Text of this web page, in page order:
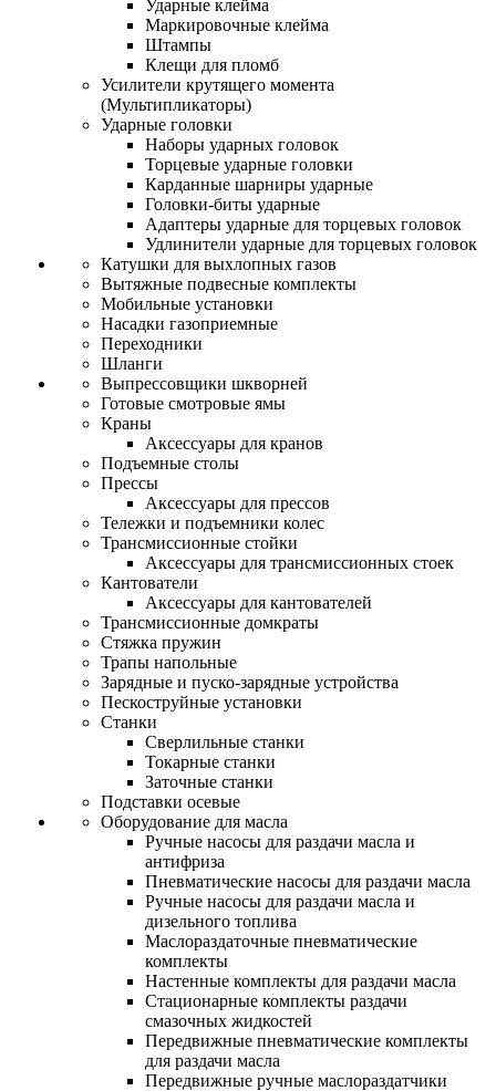
Ударные клейма
Маркировочные клейма
Штампы
Клещи для пломб
Усилители крутящего момента
(Мультипликаторы)
Ударные головки
Наборы ударных головок
Торцевые ударные головки
Карданные шарниры ударные
Головки-биты ударные
Адаптеры ударные для торцевых головок
Удлинители ударные для торцевых головок
Катушки для выхлопных газов
Вытяжные подвесные комплекты
Мобильные установки
Насадки газоприемные
Переходники
Шланги
Выпрессовщики шкворней
Готовые смотровые ямы
Краны
Аксессуары для кранов
Подъемные столы
Прессы
Аксессуары для прессов
Тележки и подъемники колес
Трансмиссионные стойки
Аксессуары для трансмиссионных стоек
Кантователи
Аксессуары для кантователей
Трансмиссионные домкраты
Стяжка пружин
Трапы напольные
Зарядные и пуско-зарядные устройства
Пескоструйные установки
Станки
Сверлильные станки
Токарные станки
Заточные станки
Подставки осевые
Оборудование для масла
Ручные насосы для раздачи масла и
антифриза
Пневматические насосы для раздачи масла
Ручные насосы для раздачи масла и
дизельного топлива
Маслораздаточные пневматические
комплекты
Настенные комплекты для раздачи масла
Стационарные комплекты раздачи
смазочных жидкостей
Передвижные пневматические комплекты
для раздачи масла
Передвижные ручные маслораздатчики